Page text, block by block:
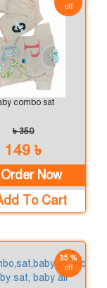
off
combo sat
৳ 350
149 ৳
Order Now
To Cart
35 %
off